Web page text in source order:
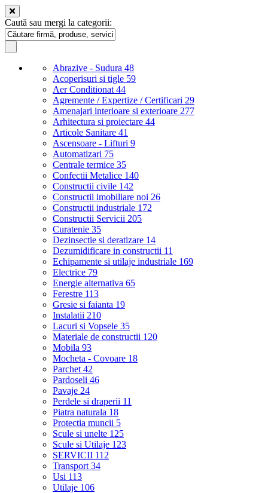
Caută sau mergi la categorii:
Abrazive - Sudura 48
Acoperisuri si tigle 59
Aer Conditionat 44
Agremente / Expertize / Certificari 29
Amenajari interioare si exterioare 277
Arhitectura si proiectare 44
Articole Sanitare 41
Ascensoare - Lifturi 9
Automatizari 75
Centrale termice 35
Confectii Metalice 140
Constructii civile 142
Constructii imobiliare noi 26
Constructii industriale 172
Constructii Servicii 205
Curatenie 35
Dezinsectie si deratizare 14
Dezumidificare in constructii 11
Echipamente si utilaje industriale 169
Electrice 79
Energie alternativa 65
Ferestre 113
Gresie si faianta 19
Instalatii 210
Lacuri si Vopsele 35
Materiale de constructii 120
Mobila 93
Mocheta - Covoare 18
Parchet 42
Pardoseli 46
Pavaje 24
Perdele si draperii 11
Piatra naturala 18
Protectia muncii 5
Scule si unelte 125
Scule si Utilaje 123
SERVICII 112
Transport 34
Usi 113
Utilaje 106